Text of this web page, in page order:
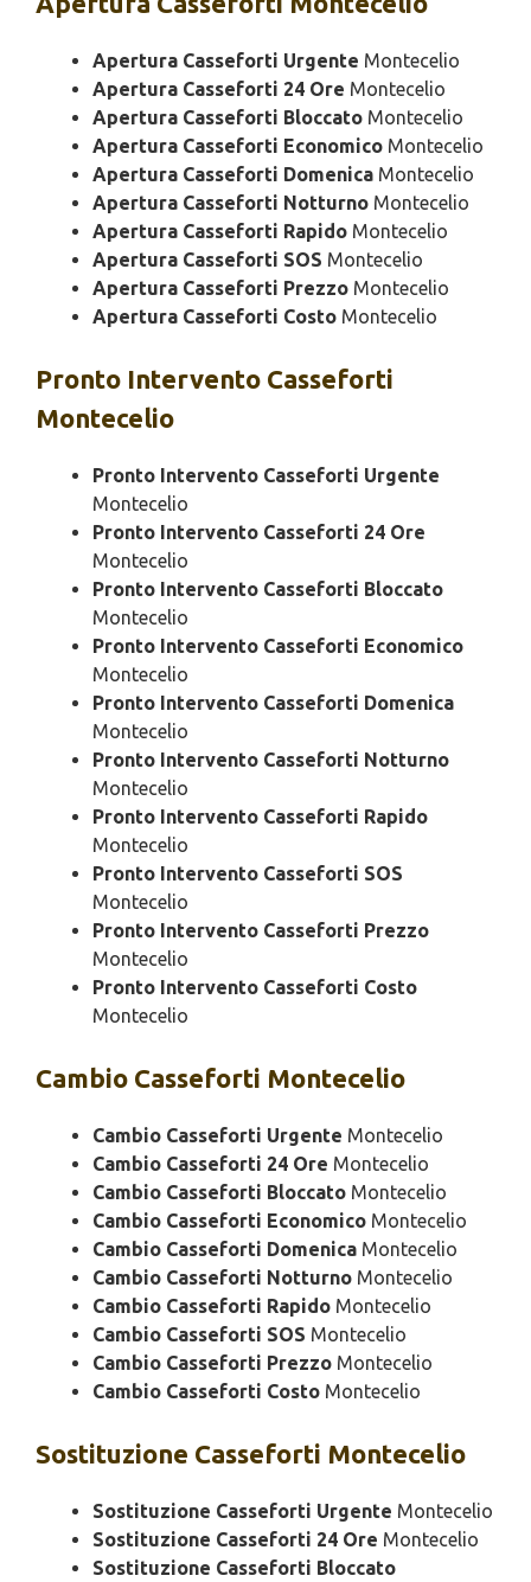
Apertura Casseforti Urgente Montecelio
Apertura Casseforti 24 Ore Montecelio
Apertura Casseforti Bloccato Montecelio
Apertura Casseforti Economico Montecelio
Apertura Casseforti Domenica Montecelio
Apertura Casseforti Notturno Montecelio
Apertura Casseforti Rapido Montecelio
Apertura Casseforti SOS Montecelio
Apertura Casseforti Prezzo Montecelio
Apertura Casseforti Costo Montecelio
Pronto Intervento Casseforti
Montecelio
Pronto Intervento Casseforti Urgente
Montecelio
Pronto Intervento Casseforti 24 Ore
Montecelio
Pronto Intervento Casseforti Bloccato
Montecelio
Pronto Intervento Casseforti Economico
Montecelio
Pronto Intervento Casseforti Domenica
Montecelio
Pronto Intervento Casseforti Notturno
Montecelio
Pronto Intervento Casseforti Rapido
Montecelio
Pronto Intervento Casseforti SOS
Montecelio
Pronto Intervento Casseforti Prezzo
Montecelio
Pronto Intervento Casseforti Costo
Montecelio
Cambio Casseforti Montecelio
Cambio Casseforti Urgente Montecelio
Cambio Casseforti 24 Ore Montecelio
Cambio Casseforti Bloccato Montecelio
Cambio Casseforti Economico Montecelio
Cambio Casseforti Domenica Montecelio
Cambio Casseforti Notturno Montecelio
Cambio Casseforti Rapido Montecelio
Cambio Casseforti SOS Montecelio
Cambio Casseforti Prezzo Montecelio
Cambio Casseforti Costo Montecelio
Sostituzione Casseforti Montecelio
Sostituzione Casseforti Urgente Montecelio
Sostituzione Casseforti 24 Ore Montecelio
Sostituzione Casseforti Bloccato